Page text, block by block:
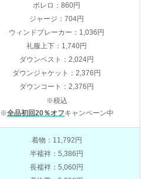
ボレロ：860円
ジャージ：704円
ウィンドブレーカー：1,036円
礼服上下：1,740円
ダウンベスト：2,024円
ダウンジャケット：2,376円
ダウンコート：2,376円
※税込
※全品初回20％オフキャンペーン中
着物：11,792円
半襦袢：5,386円
長襦袢：5,060円